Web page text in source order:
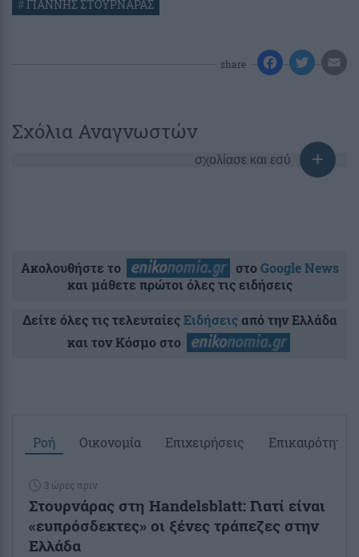
#ΓΙΑΝΝΗΣ ΣΤΟΥΡΝΑΡΑΣ
share
Σχόλια Αναγνωστών
σχολίασε και εσύ
Ακολουθήστε το στοGoogle News
και μάθετε πρώτοι όλες τις ειδήσεις
Δείτε όλες τις τελευταίεςΕιδήσειςαπό την Ελλάδα
και τον Κόσμο στο
Ροή Οικονομία Επιχειρήσεις Επικαιρότητα
3 ώρες πριν
Στουρνάρας στη Handelsblatt: Γιατί είναι
«ευπρόσδεκτες» οι ξένες τράπεζες στην
Ελλάδα